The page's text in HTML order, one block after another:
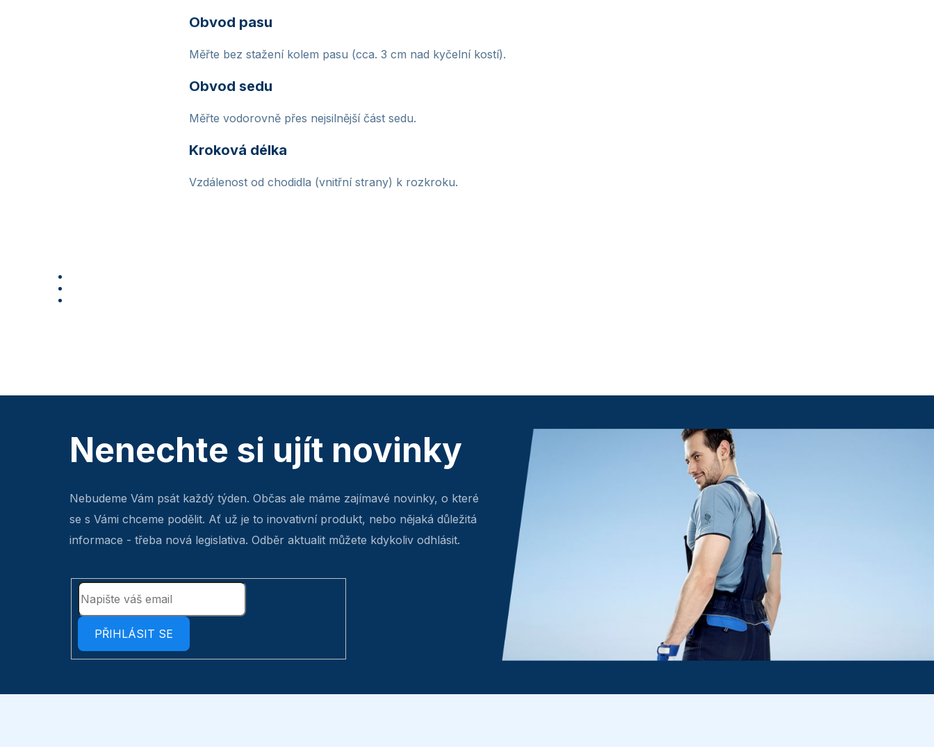
Obvod pasu
Měřte bez stažení kolem pasu (cca. 3 cm nad kyčelní kostí).
Obvod sedu
Měřte vodorovně přes nejsilnější část sedu.
Kroková délka
Vzdálenost od chodidla (vnitřní strany) k rozkroku.
Nenechte si ujít novinky
Nebudeme Vám psát každý týden. Občas ale máme zajímavé novinky, o které
se s Vámi chceme podělit. Ať už je to inovativní produkt, nebo nějaká důležitá
informace - třeba nová legislativa. Odběr aktualit můžete kdykoliv odhlásit.
PŘIHLÁSIT SE